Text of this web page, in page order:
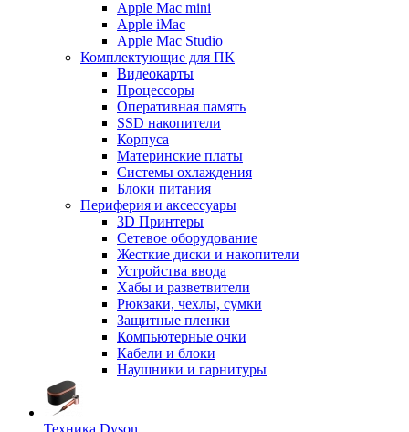
Apple Mac mini
Apple iMac
Apple Mac Studio
Комплектующие для ПК
Видеокарты
Процессоры
Оперативная память
SSD накопители
Корпуса
Материнские платы
Системы охлаждения
Блоки питания
Периферия и аксессуары
3D Принтеры
Сетевое оборудование
Жесткие диски и накопители
Устройства ввода
Хабы и разветвители
Рюкзаки, чехлы, сумки
Защитные пленки
Компьютерные очки
Кабели и блоки
Наушники и гарнитуры
Техника Dyson